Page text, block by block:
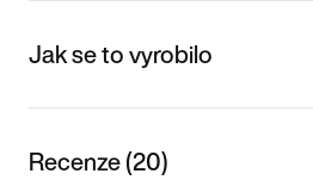
Jak se to vyrobilo
Recenze (20)